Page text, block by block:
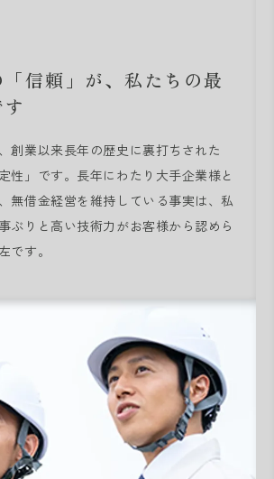
「信頼」が、私たちの最
創業以来長年の歴史に裏打ちされた
性」です。長年にわたり大手企業様と
無借金経営を維持している事実は、私
ぶりと高い技術力がお客様から認めら
です。